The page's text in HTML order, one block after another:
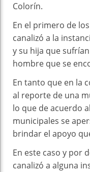
Colorín.
En el primero de
canalizó a la
y su hija que
hombre que se
En tanto que en la
al reporte de una
lo que de acuerdo
municipales se
brindar el apoyo
En este caso y por
canalizó a alguna